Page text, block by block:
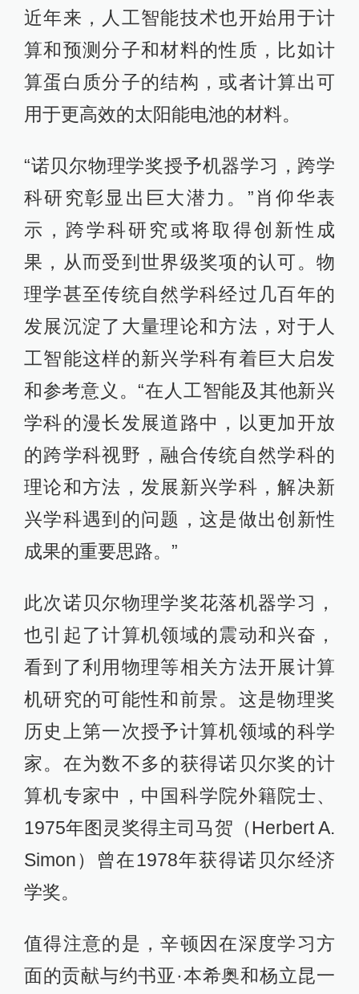
近年来，人工智能技术也开始用于计
算和预测分子和材料的性质，比如计
算蛋白质分子的结构，或者计算出可
用于更高效的太阳能电池的材料。
“诺贝尔物理学奖授予机器学习，跨学
科研究彰显出巨大潜力。”肖仰华表
示，跨学科研究或将取得创新性成
果，从而受到世界级奖项的认可。物
理学甚至传统自然学科经过几百年的
发展沉淀了大量理论和方法，对于人
工智能这样的新兴学科有着巨大启发
和参考意义。“在人工智能及其他新兴
学科的漫长发展道路中，以更加开放
的跨学科视野，融合传统自然学科的
理论和方法，发展新兴学科，解决新
兴学科遇到的问题，这是做出创新性
成果的重要思路。”
此次诺贝尔物理学奖花落机器学习，
也引起了计算机领域的震动和兴奋，
看到了利用物理等相关方法开展计算
机研究的可能性和前景。这是物理奖
历史上第一次授予计算机领域的科学
家。在为数不多的获得诺贝尔奖的计
算机专家中，中国科学院外籍院士、
1975年图灵奖得主司马贺（Herbert A.
Simon）曾在1978年获得诺贝尔经济
学奖。
值得注意的是，辛顿因在深度学习方
面的贡献与约书亚·本希奥和杨立昆一